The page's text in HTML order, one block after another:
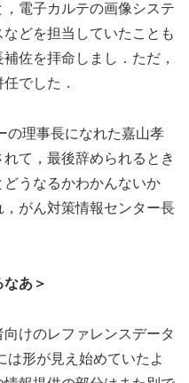
電子カルテの画像システ
どを担当していたことも
佐を拝命しまし．ただ，
でした．
の理事長になれた嘉山孝
て，最後辞められるとき
うなるかわかんないか
がん対策情報センター長
あ＞
けのレファレンスデータ
は形が見え始めていたよ